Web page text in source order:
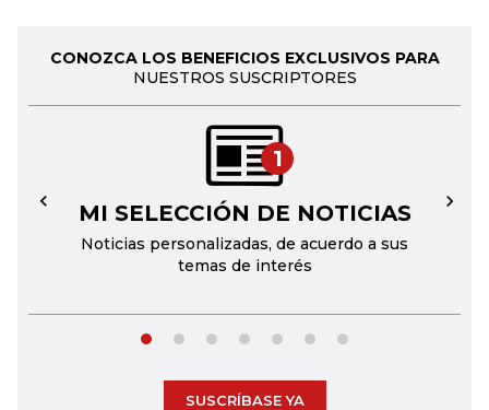
CONOZCA LOS BENEFICIOS EXCLUSIVOS PARA
NUESTROS SUSCRIPTORES
1
MI SELECCIÓN DE NOTICIAS
Noticias personalizadas, de acuerdo a sus
temas de interés
← →
SUSCRÍBASE YA